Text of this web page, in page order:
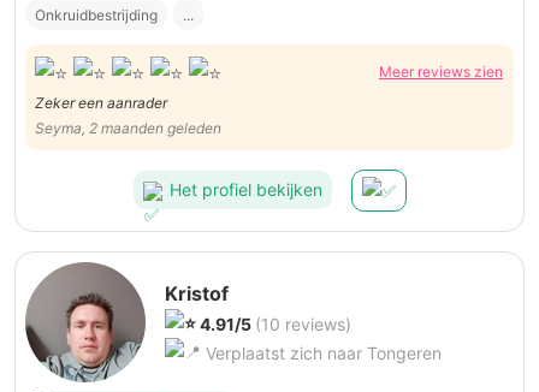
Onkruidbestrijding ...
Meer reviews zien
Zeker een aanrader
Seyma, 2 maanden geleden
Het profiel bekijken
Kristof
4.91/5 (10 reviews)
Verplaatst zich naar Tongeren